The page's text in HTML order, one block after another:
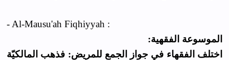
- Al-Mausu'ah Fiqhiyyah :
الموسوعة الفقهية:
اختلف الفقهاء في جواز الجمع للمريض: فذهب المالكيّة